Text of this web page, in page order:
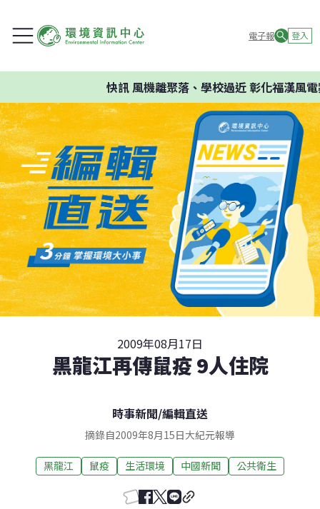
電子報 登入
快訊風機離聚落、學校過近 彰化福漢風電
2009年08月17日
黑龍江再傳鼠疫 9人住院
時事新聞/編輯直送
摘錄自2009年8月15日大紀元報導
黑龍江 鼠疫 生活環境 中國新聞 公共衛生